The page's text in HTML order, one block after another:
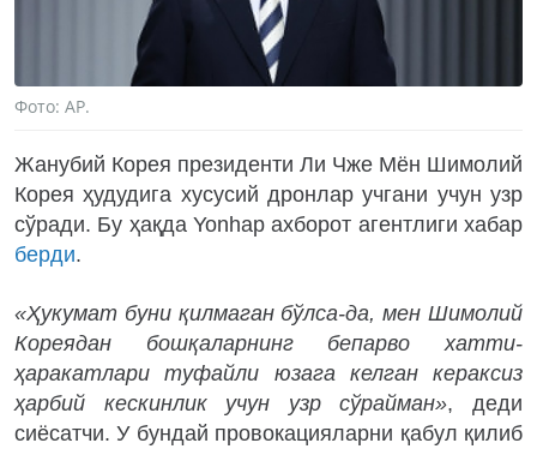
Фото: AP.
Жанубий Корея президенти Ли Чже Мён Шимолий
Корея ҳудудига хусусий дронлар учгани учун узр
сўради. Бу ҳақда Yonhap ахборот агентлиги хабар
берди.
«Ҳукумат буни қилмаган бўлса-да, мен Шимолий
Кореядан бошқаларнинг бепарво хатти-
ҳаракатлари туфайли юзага келган кераксиз
ҳарбий кескинлик учун узр сўрайман», деди
сиёсатчи. У бундай провокацияларни қабул қилиб